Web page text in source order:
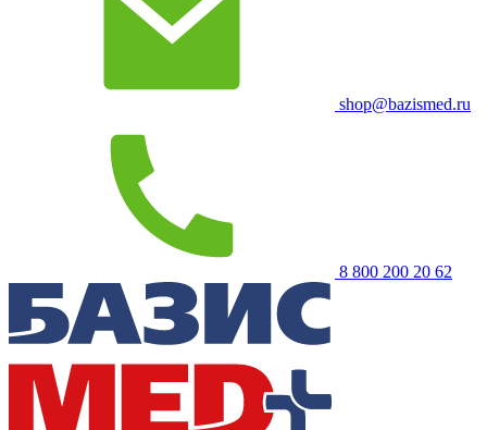
shop@bazismed.ru
8 800 200 20 62